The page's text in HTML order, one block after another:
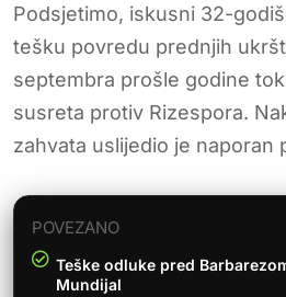
Podsjetimo, iskusni 32-
tešku povredu prednjih
septembra prošle godine
susreta protiv Rizespora.
zahvata uslijedio je naporan
POVEZANO
Teške odluke pred
Mundijal